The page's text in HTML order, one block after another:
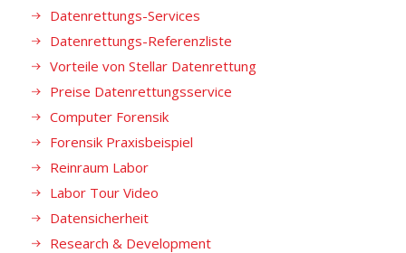
Datenrettungs-Services
Datenrettungs-Referenzliste
Vorteile von Stellar Datenrettung
Preise Datenrettungsservice
Computer Forensik
Forensik Praxisbeispiel
Reinraum Labor
Labor Tour Video
Datensicherheit
Research & Development